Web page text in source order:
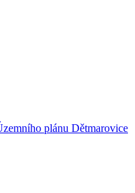
plánu Dětmarovice